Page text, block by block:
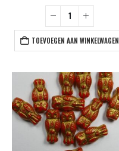
TOEVOEGEN AAN WINKELWAGEN